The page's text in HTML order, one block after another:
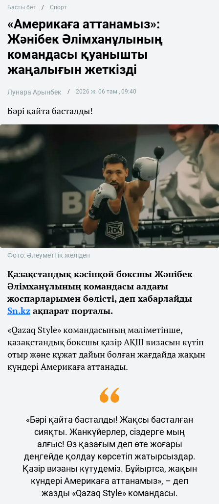
Басты бет Спорт
«Америкаға аттанамыз»:
Жәнібек Әлімханұлының
командасы қуанышты
жаңалығын жеткізді
Лунара Арынбек 2026 ж. 06 там., 09:40
Бәрі қайта басталды!
Фото: Әлеуметтік желіден
Қазақстандық кәсіпқой боксшы Жәнібек
Әлімханұлының командасы алдағы
жоспарларымен бөлісті, деп хабарлайды
Sn.kz ақпарат порталы.
«Qazaq Style» командасының мәліметінше,
қазақстандық боксшы қазір АҚШ визасын күтіп
отыр және құжат дайын болған жағдайда жақын
күндері Америкаға аттанады.
«Бәрі қайта басталды! Жақсы басталған
сияқты. Жанкүйерлер, сіздерге мың
алғыс! Өз қазағым деп өте жоғары
деңгейде қолдау көрсетіп жатырсыздар.
Қазір визаны күтудеміз. Бұйыртса, жақын
күндері Америкаға аттанамыз», – деп
жазды «Qazaq Style» командасы.